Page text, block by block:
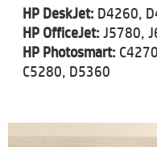
HP DeskJet: D4260,
HP OfficeJet:J5780,
HP Photosmart:
C5280, D5360